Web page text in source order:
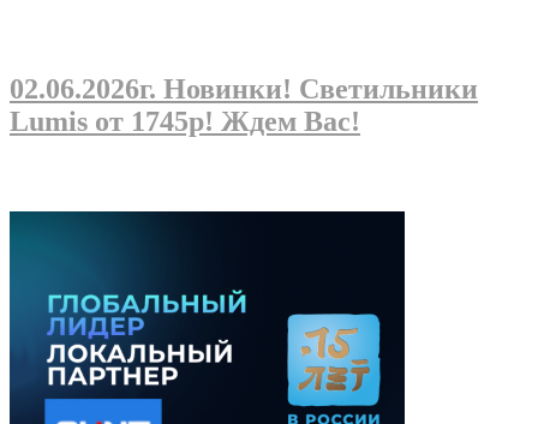
02.06.2026г. Новинки! Светильники
Lumis от 1745р! Ждем Вас!